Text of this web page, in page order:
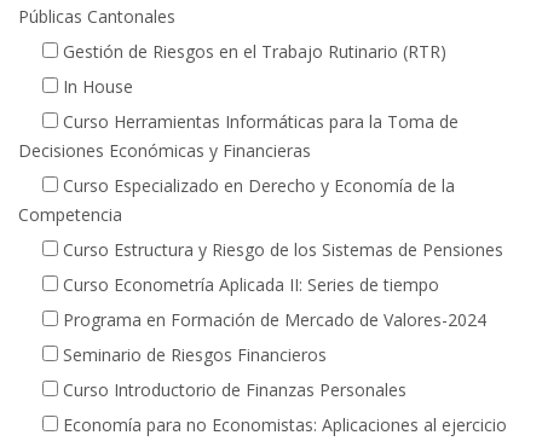
Públicas Cantonales
Gestión de Riesgos en el Trabajo Rutinario (RTR)
In House
Curso Herramientas Informáticas para la Toma de
Decisiones Económicas y Financieras
Curso Especializado en Derecho y Economía de la
Competencia
Curso Estructura y Riesgo de los Sistemas de Pensiones
Curso Econometría Aplicada II: Series de tiempo
Programa en Formación de Mercado de Valores-2024
Seminario de Riesgos Financieros
Curso Introductorio de Finanzas Personales
Economía para no Economistas: Aplicaciones al ejercicio